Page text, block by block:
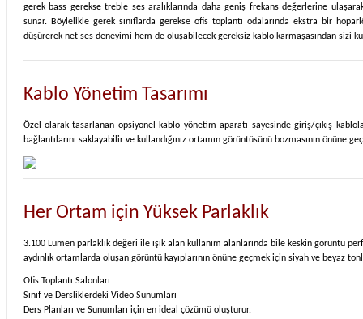
gerek bass gerekse treble ses aralıklarında daha geniş frekans değerlerine
sunar. Böylelikle gerek sınıflarda gerekse ofis toplantı odalarında ekstra bir
düşürerek net ses deneyimi hem de oluşabilecek gereksiz kablo karmaşasından sizi
Kablo Yönetim Tasarımı
Özel olarak tasarlanan opsiyonel kablo yönetim aparatı sayesinde giriş/çıkış
bağlantılarını saklayabilir ve kullandığınız ortamın görüntüsünü bozmasının önüne
Her Ortam için Yüksek Parlaklık
3.100 Lümen parlaklık değeri ile ışık alan kullanım alanlarında bile keskin görüntü
aydınlık ortamlarda oluşan görüntü kayıplarının önüne geçmek için siyah ve beyaz
Ofis Toplantı Salonları
Sınıf ve Dersliklerdeki Video Sunumları
Ders Planları ve Sunumları için en ideal çözümü oluşturur.